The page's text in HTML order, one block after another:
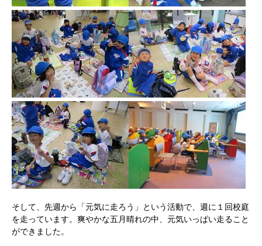
そして、先週から「元気に走ろう」という活動で、週に１回校庭
を走っています。爽やかな五月晴れの中、元気いっぱい走ること
ができました。